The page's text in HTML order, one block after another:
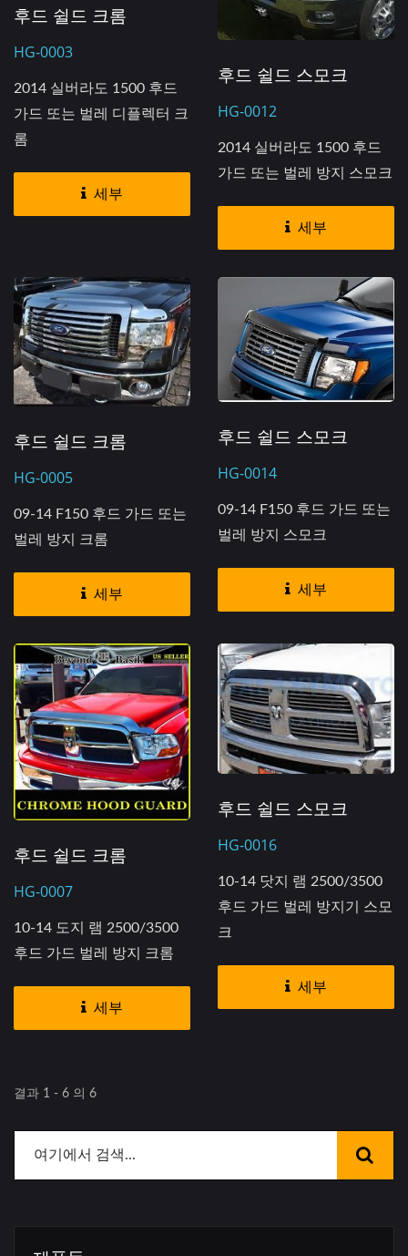
후드 쉴드 크롬
HG-0003
2014 실버라도 1500 후드
가드 또는 벌레 디플렉터 크
롬
세부
후드 쉴드 스모크
HG-0012
2014 실버라도 1500 후드
가드 또는 벌레 방지 스모크
세부
후드 쉴드 크롬
HG-0005
09-14 F150 후드 가드 또는
벌레 방지 크롬
세부
후드 쉴드 스모크
HG-0014
09-14 F150 후드 가드 또는
벌레 방지 스모크
세부
후드 쉴드 크롬
HG-0007
10-14 도지 램 2500/3500
후드 가드 벌레 방지 크롬
세부
후드 쉴드 스모크
HG-0016
10-14 닷지 램 2500/3500
후드 가드 벌레 방지기 스모
크
세부
결과 1 - 6 의 6